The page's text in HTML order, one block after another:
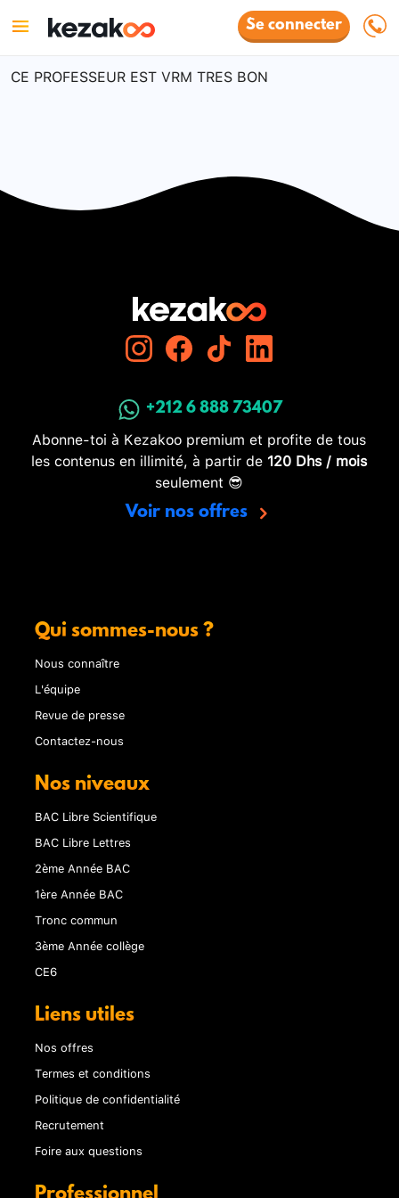
Se connecter
CE PROFESSEUR EST VRM TRES BON
+212 6 888 73407
Abonne-toi à Kezakoo premium et profite de tous
les contenus en illimité, à partir de 120 Dhs / mois
seulement 😎
Voir nos offres
Qui sommes-nous ?
Nous connaître
L'équipe
Revue de presse
Contactez-nous
Nos niveaux
BAC Libre Scientifique
BAC Libre Lettres
2ème Année BAC
1ère Année BAC
Tronc commun
3ème Année collège
CE6
Liens utiles
Nos offres
Termes et conditions
Politique de confidentialité
Recrutement
Foire aux questions